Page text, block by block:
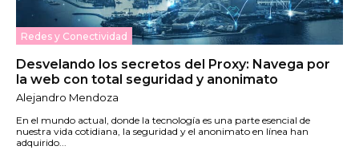
Redes y Conectividad
Desvelando los secretos del Proxy: Navega por
la web con total seguridad y anonimato
Alejandro Mendoza
En el mundo actual, donde la tecnología es una parte esencial de
nuestra vida cotidiana, la seguridad y el anonimato en línea han
adquirido...